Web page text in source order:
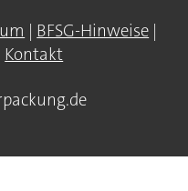
| BFSG-Hinweise |
Kontakt